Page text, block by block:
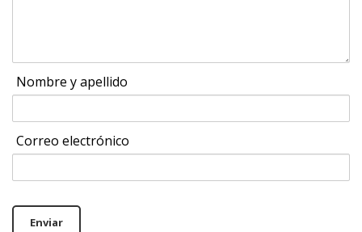
Nombre y apellido
Correo electrónico
Enviar